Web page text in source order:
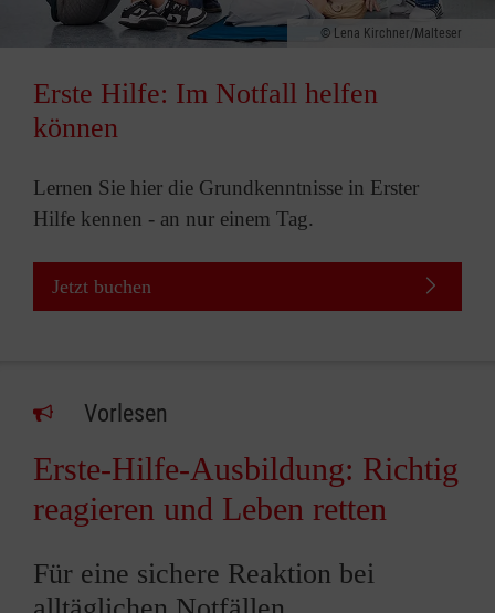
Lena Kirchner/Malteser
Erste Hilfe: Im Notfall helfen
können
Lernen Sie hier die Grundkenntnisse in Erster
Hilfe kennen - an nur einem Tag.
Jetzt buchen
Vorlesen
Erste-Hilfe-Ausbildung: Richtig
reagieren und Leben retten
Für eine sichere Reaktion bei